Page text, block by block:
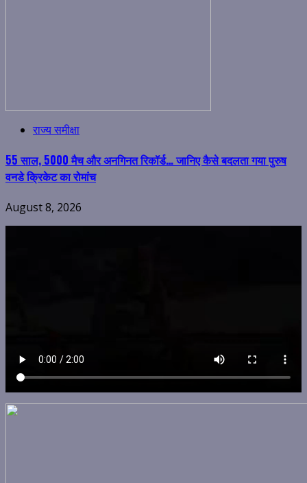
राज्य समीक्षा
55 साल, 5000 मैच और अनगिनत रिकॉर्ड… जानिए कैसे बदलता गया पुरुष
वनडे क्रिकेट का रोमांच
August 8, 2026